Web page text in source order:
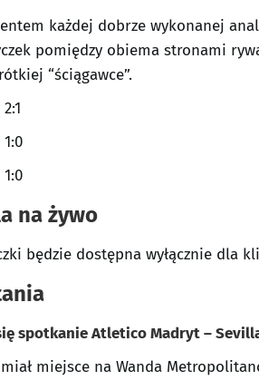
każdej dobrze wykonanej
pomiędzy obiema stronami
“ściągawce”.
na żywo
będzie dostępna wyłącznie dla
spotkanie Atletico Madryt –
miejsce na Wanda